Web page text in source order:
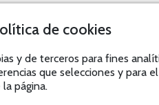
de cookies
y de terceros para fines
que selecciones y para el
página.